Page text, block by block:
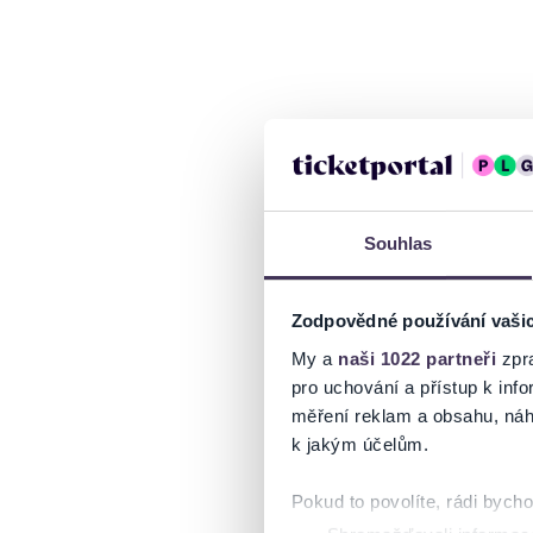
Souhlas
Zodpovědné používání
My a naši 1022 partneři
pro uchování a přístup k
měření reklam a obsahu,
k jakým účelům.
Pokud to povolíte, rádi